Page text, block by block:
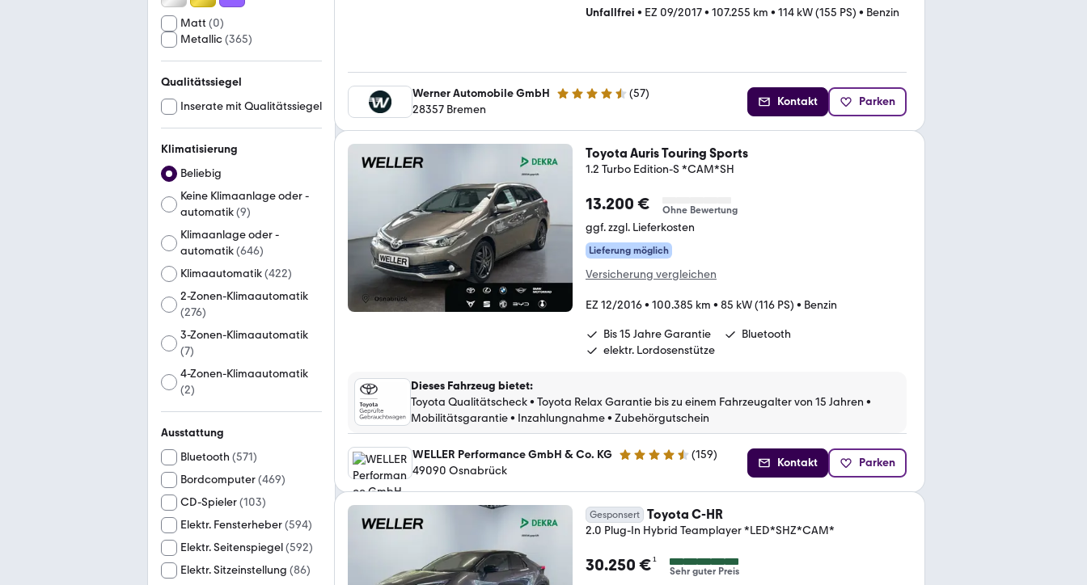
Matt (0)
Metallic(365)
Qualitätssiegel
Inserate mit Qualitätssiegel
Klimatisierung
Beliebig
Keine Klimaanlage oder -
automatik(9)
Klimaanlage oder -
automatik(646)
Klimaautomatik(422)
2-Zonen-Klimaautomatik
(276)
3-Zonen-Klimaautomatik
(7)
4-Zonen-Klimaautomatik
(2)
Ausstattung
Bluetooth (571)
Bordcomputer(469)
CD-Spieler(103)
Elektr. Fensterheber(594)
Elektr. Seitenspiegel(592)
Elektr. Sitzeinstellung (86)
Unfallfrei • EZ 09/2017• 107.255 km • 114 kW (155 PS) • Benzin
Werner Automobile GmbH 4.6 Sterne (57)
28357 Bremen
Kontakt Parken
Toyota Auris Touring Sports
1.2 Turbo Edition-S *CAM*SH
13.200 € Ohne Bewertung
ggf. zzgl. Lieferkosten
Lieferung möglich
Versicherung vergleichen
EZ 12/2016• 100.385 km • 85 kW (116 PS) • Benzin
Bis 15 Jahre Garantie
Bluetooth
elektr. Lordosenstütze
Dieses Fahrzeug bietet:
Toyota Qualitätscheck• Toyota Relax Garantie bis zu einem Fahrzeugalter von 15 Jahren •
Mobilitätsgarantie• Inzahlungnahme• Zubehörgutschein
WELLER Performance GmbH & Co. KG 4.5 Sterne (159)
49090 Osnabrück
Kontakt Parken
Gesponsert Toyota C-HR
2.0 Plug-In Hybrid Teamplayer *LED*SHZ*CAM*
30.250 €¹
Sehr guter Preis